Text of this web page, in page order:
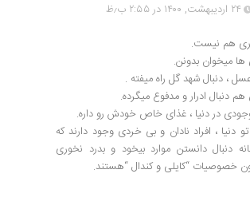
۲۴ اردیبهشت, ۱۴۰۰ در ۲:۵۵ ب٫ظ
هم نیست.
میخوان بدونن.
عسل ، دنبال شهد گل راه میفته .
دنبال ادرار و مدفوع میگرده.
در دنیا ، غذای خاص خودش رو داره.
دنیا ، افراد نادان و بی خردی وجود دارند که
دنبال دانستن موارد بیخود و بدرد نخوری
خصوصیات “کایلی و کندال “هستند.